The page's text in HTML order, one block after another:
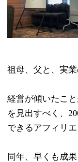
祖母、父と、実業
経営が傾いたこ
を見出すべく、
できるアフィリ
同年、早くも成